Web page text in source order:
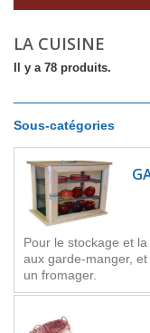
LA CUISINE
Il y a 78 produits.
Sous-catégories
Pour le stockage et
aux garde-manger,
un fromager.